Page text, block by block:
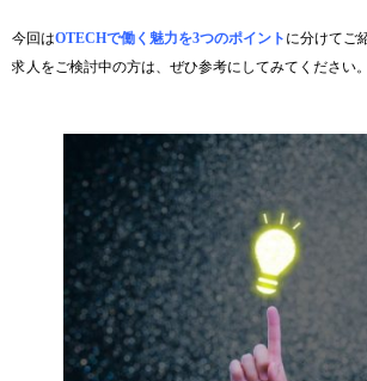
今回はOTECHで働く魅力を3つのポイント に分けてご
求人をご検討中の方は、ぜひ参考にしてみてください。